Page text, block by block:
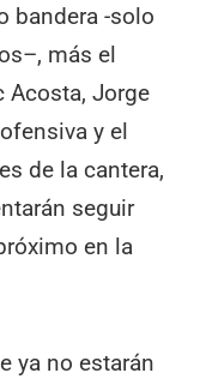
bandera -solo
más el
Acosta, Jorge
y el
de la cantera,
seguir
en la
ya no estarán